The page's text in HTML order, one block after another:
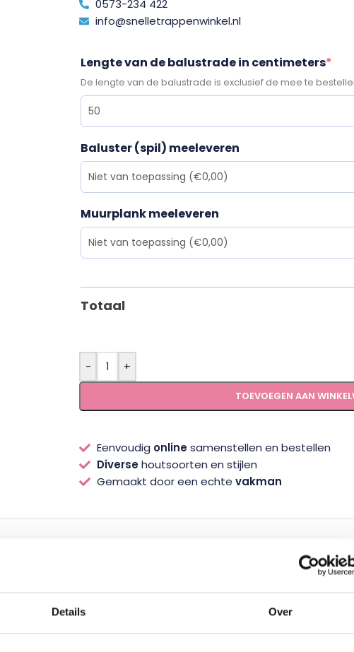
Details Over
0573-234 422
info@snelletrappenwinkel.nl
Lengte van de balustrade in centimeters*
De lengte van de balustrade is exclusief de mee te
Baluster (spil) meeleveren
Muurplank meeleveren
Totaal
- +
TOEVOEGEN AAN
Eenvoudig onlinesamenstellen en bestellen
Diversehoutsoorten en stijlen
Gemaakt door een echte vakman
voor jou! Je kunt deze balustrade gemakkelijk zelf